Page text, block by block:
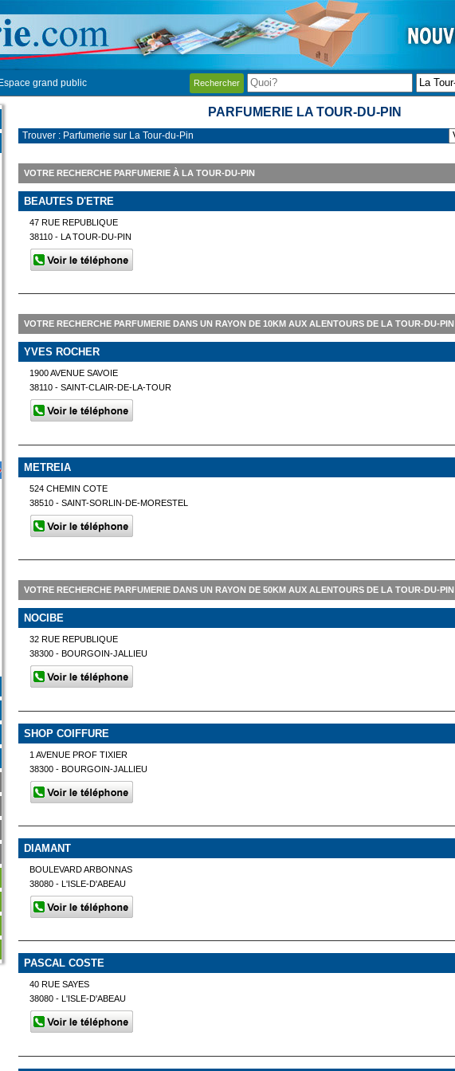
Espace grand public Rechercher
PARFUMERIE LA TOUR-DU-PIN
Trouver : Parfumerie sur La Tour-du-Pin
VOTRE RECHERCHE PARFUMERIE À LA TOUR-DU-PIN
BEAUTES D'ETRE
47 RUE REPUBLIQUE
38110 - LA TOUR-DU-PIN
VOTRE RECHERCHE PARFUMERIE DANS UN RAYON DE 10KM AUX ALENTOURS DE LA TOUR-DU-PIN
YVES ROCHER
1900 AVENUE SAVOIE
38110 - SAINT-CLAIR-DE-LA-TOUR
METREIA
524 CHEMIN COTE
38510 - SAINT-SORLIN-DE-MORESTEL
VOTRE RECHERCHE PARFUMERIE DANS UN RAYON DE 50KM AUX ALENTOURS DE LA TOUR-DU-PIN
NOCIBE
32 RUE REPUBLIQUE
38300 - BOURGOIN-JALLIEU
SHOP COIFFURE
1 AVENUE PROF TIXIER
38300 - BOURGOIN-JALLIEU
DIAMANT
BOULEVARD ARBONNAS
38080 - L'ISLE-D'ABEAU
PASCAL COSTE
40 RUE SAYES
38080 - L'ISLE-D'ABEAU